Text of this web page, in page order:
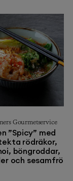
Gourmetservice
”Spicy” med
rödräkor,
böngroddar,
och sesamfrö